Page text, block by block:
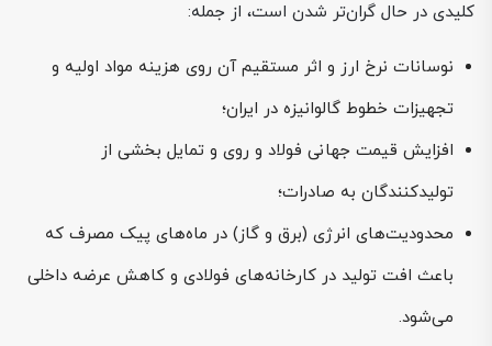
کلیدی در حال گران‌تر شدن است، از جمله:
نوسانات نرخ ارز و اثر مستقیم آن روی هزینه مواد اولیه و
تجهیزات خطوط گالوانیزه در ایران؛
افزایش قیمت جهانی فولاد و روی و تمایل بخشی از
تولیدکنندگان به صادرات؛
محدودیت‌های انرژی (برق و گاز) در ماه‌های پیک مصرف که
باعث افت تولید در کارخانه‌های فولادی و کاهش عرضه داخلی
می‌شود.